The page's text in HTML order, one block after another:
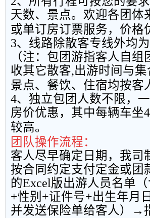
天数、景点。欢迎各团体
或单订房订票服务，价格
3、线路除散客专线外均
（注：包团游指客人自
收其它散客,出游时间与
景点、餐饮、住宿均按客
4、独立包团人数不限，
房价优惠，其中每辆车坐
较高。
团队操作流程：
客人尽早确定日期，我
按合同约定支付定金或团
的Excel版出游人员名单（
+性别 +证件号+出生年月
并发送保险单给客人）→